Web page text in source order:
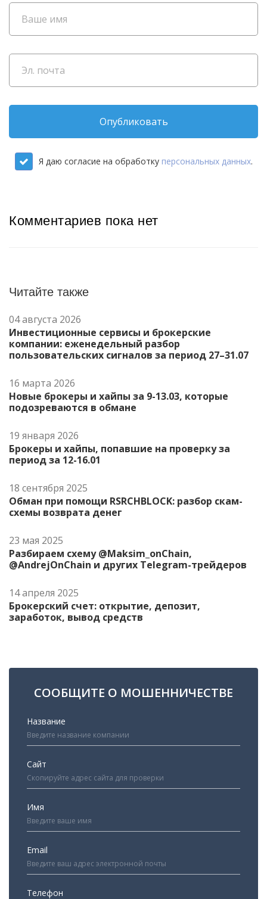
Опубликовать
Я даю согласие на обработку персональных данных.
Комментариев пока нет
Читайте также
04 августа 2026
Инвестиционные сервисы и брокерские
компании: еженедельный разбор
пользовательских сигналов за период 27–31.07
16 марта 2026
Новые брокеры и хайпы за 9-13.03, которые
подозреваются в обмане
19 января 2026
Брокеры и хайпы, попавшие на проверку за
период за 12-16.01
18 сентября 2025
Обман при помощи RSRCHBLOCK: разбор скам-
схемы возврата денег
23 мая 2025
Разбираем схему @Maksim_onChain,
@AndrejOnChain и других Telegram-трейдеров
14 апреля 2025
Брокерский счет: открытие, депозит,
заработок, вывод средств
СООБЩИТЕ О МОШЕННИЧЕСТВЕ
Название
Сайт
Имя
Email
Телефон